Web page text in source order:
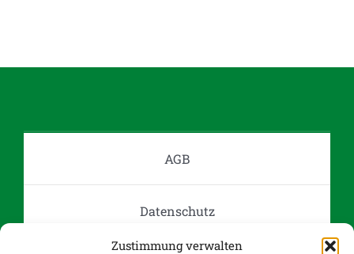
Zustimmung verwalten
AGB
Datenschutz